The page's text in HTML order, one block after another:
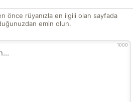
önce rüyanızla en ilgili olan sayfada
emin olun.
1000